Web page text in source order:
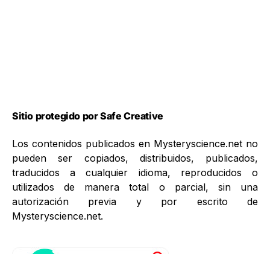
Sitio protegido por Safe Creative
Los contenidos publicados en Mysteryscience.net no
pueden ser copiados, distribuidos, publicados,
traducidos a cualquier idioma, reproducidos o
utilizados de manera total o parcial, sin una
autorización previa y por escrito de
Mysteryscience.net.